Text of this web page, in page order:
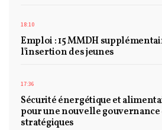
18:10
Emploi : 15 MMDH
l'insertion des jeunes
17:36
Sécurité énergétique et
pour une nouvelle gouvernance
stratégiques